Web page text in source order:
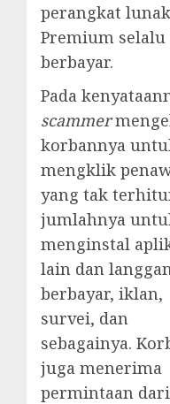
perangkat lunak
Premium selalu
berbayar.
Pada
scammer
korbannya
mengklik
yang tak
jumlahnya
menginstal
lain dan
berbayar, iklan,
survei, dan
sebagainya.
juga menerima
permintaan dari